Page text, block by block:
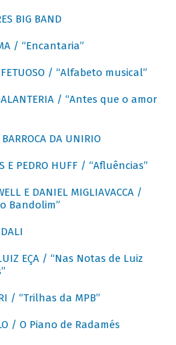
BIG BAND
/ “Encantaria”
/ “Alfabeto musical”
/ “Antes que o amor
BARROCA DA UNIRIO
E PEDRO HUFF / “Afluências”
E DANIEL MIGLIAVACCA /
Bandolim”
EÇA / “Nas Notas de Luiz
/ “Trilhas da MPB”
/ O Piano de Radamés